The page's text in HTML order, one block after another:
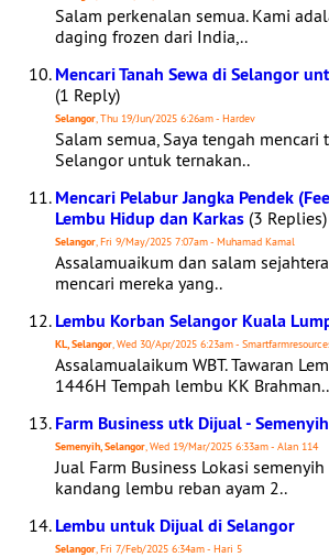
Salam perkenalan semua. Kami
daging frozen dari India,..
Mencari Tanah Sewa di Selangor
(1 Reply)
Selangor, Thu 19/Jun/2025 6:26am - Hardev
Salam semua, Saya tengah mencari
Selangor untuk ternakan..
Mencari Pelabur Jangka Pendek
Lembu Hidup dan Karkas (3 Replies)
Selangor, Fri 9/May/2025 7:07am - Muhamad Kamal
Assalamuaikum dan salam
mencari mereka yang..
Lembu Korban Selangor Kuala
KL, Selangor, Wed 30/Apr/2025 6:23am -
Assalamualaikum WBT. Tawaran
1446H Tempah lembu KK Brahman..
Farm Business utk Dijual - Semenyih
Semenyih, Selangor, Wed 19/Mar/2025 6:33am - Alan 114
Jual Farm Business Lokasi
kandang lembu reban ayam 2..
Lembu untuk Dijual di Selangor
Selangor, Fri 7/Feb/2025 6:34am - Hari 5